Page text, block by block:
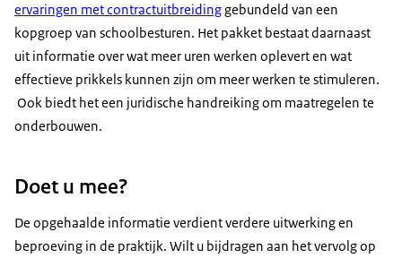
ervaringen met contractuitbreidinggebundeld van een
kopgroep van schoolbesturen. Het pakket bestaat daarnaast
uit informatie over wat meer uren werken oplevert en wat
effectieve prikkels kunnen zijn om meer werken te stimuleren.
Ook biedt het een juridische handreiking om maatregelen te
onderbouwen.
Doet u mee?
De opgehaalde informatie verdient verdere uitwerking en
beproeving in de praktijk. Wilt u bijdragen aan het vervolg op